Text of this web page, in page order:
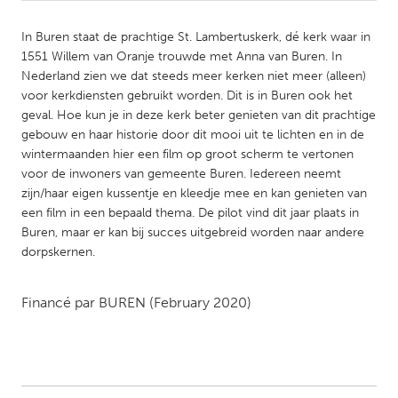
CANADA
Amherstburg
Kingston
Kitchener-Waterloo
New Glasgow
Newmarket
South Shore
Toronto
MALAYSIA
Kuala Lumpur
Rotterdam
In Buren staat de prachtige St. Lambertuskerk, dé kerk waar in
1551 Willem van Oranje trouwde met Anna van Buren. In
Nederland zien we dat steeds meer kerken niet meer (alleen)
voor kerkdiensten gebruikt worden. Dit is in Buren ook het
geval. Hoe kun je in deze kerk beter genieten van dit prachtige
gebouw en haar historie door dit mooi uit te lichten en in de
wintermaanden hier een film op groot scherm te vertonen
voor de inwoners van gemeente Buren. Iedereen neemt
zijn/haar eigen kussentje en kleedje mee en kan genieten van
een film in een bepaald thema. De pilot vind dit jaar plaats in
Buren, maar er kan bij succes uitgebreid worden naar andere
dorpskernen.
Financé par BUREN (February 2020)